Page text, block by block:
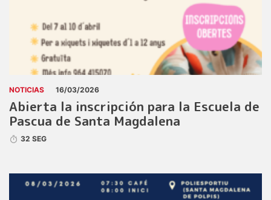
NOTICIAS 16/03/2026
Abierta la inscripción para la Escuela de
Pascua de Santa Magdalena
32 SEG